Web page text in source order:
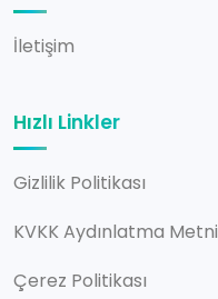
İletişim
Hızlı Linkler
Gizlilik Politikası
KVKK Aydınlatma Metni
Çerez Politikası